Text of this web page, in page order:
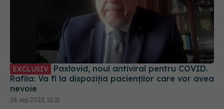
EXCLUSIV
Rafila: Va fi la dispoziția pacienților care vor avea
nevoie
28 sep 2023, 12:31